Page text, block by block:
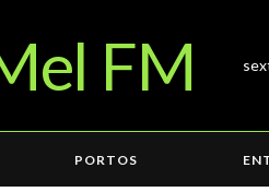
PORTOS